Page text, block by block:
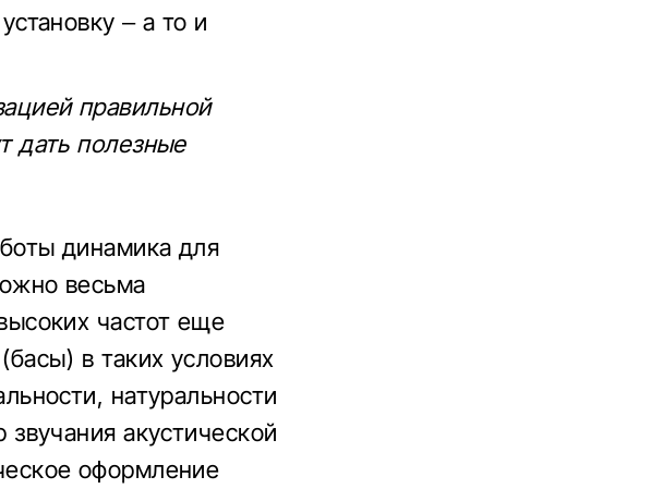
– а то и
правильной
дать полезные
динамика для
весьма
частот еще
в таких условиях
натуральности
акустической
оформление